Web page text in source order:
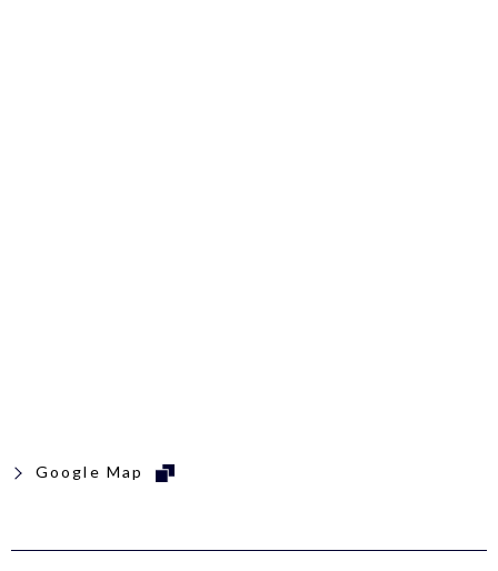
Google Map